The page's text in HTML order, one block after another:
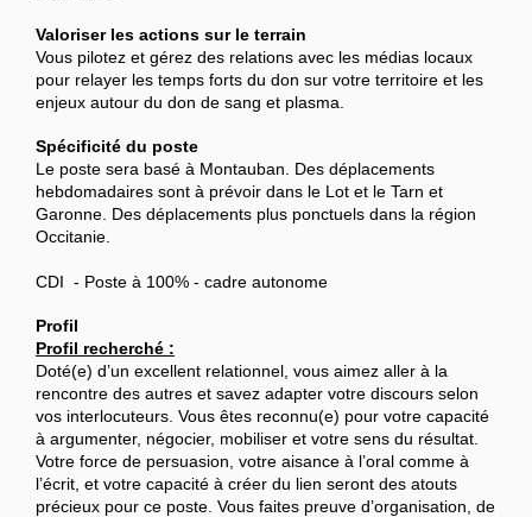
Valoriser les actions sur le terrain
Vous pilotez et gérez des relations avec les médias locaux
pour relayer les temps forts du don sur votre territoire et les
enjeux autour du don de sang et plasma.
Spécificité du poste
Le poste sera basé à Montauban. Des déplacements
hebdomadaires sont à prévoir dans le Lot et le Tarn et
Garonne. Des déplacements plus ponctuels dans la région
Occitanie.
CDI - Poste à 100% - cadre autonome
Profil
Profil recherché :
Doté(e) d’un excellent relationnel, vous aimez aller à la
rencontre des autres et savez adapter votre discours selon
vos interlocuteurs. Vous êtes reconnu(e) pour votre capacité
à argumenter, négocier, mobiliser et votre sens du résultat.
Votre force de persuasion, votre aisance à l’oral comme à
l’écrit, et votre capacité à créer du lien seront des atouts
précieux pour ce poste. Vous faites preuve d’organisation, de